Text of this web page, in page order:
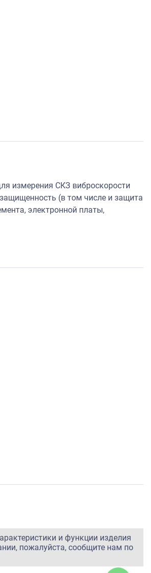
измерения СКЗ виброскорости
(в том числе и защита
электронной платы,
и функции изделия
пожалуйста, сообщите нам по